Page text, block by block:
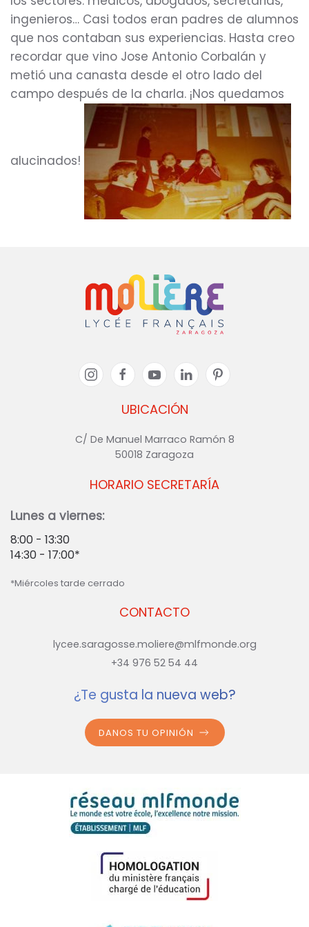
ingenieros… Casi todos eran padres de alumnos
que nos contaban sus experiencias. Hasta creo
recordar que vino Jose Antonio Corbalán y
metió una canasta desde el otro lado del
campo después de la charla. ¡Nos quedamos
alucinados!
UBICACIÓN
C/ De Manuel Marraco Ramón 8
50018 Zaragoza
CONTACTO
lycee.saragosse.moliere@mlfmonde.org
+34 976 52 54 44
HORARIO SECRETARÍA
Lunes a viernes:
8:00 - 13:30
14:30 - 17:00*
*Miércoles tarde cerrado
¿Te gusta la nueva web?
DANOS TU OPINIÓN